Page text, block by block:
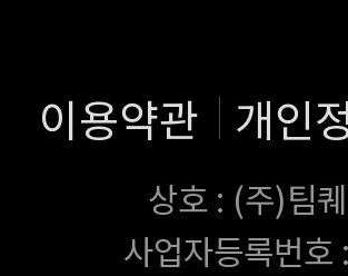
이용약관 개인
상호 : (주)팀
사업자등록번